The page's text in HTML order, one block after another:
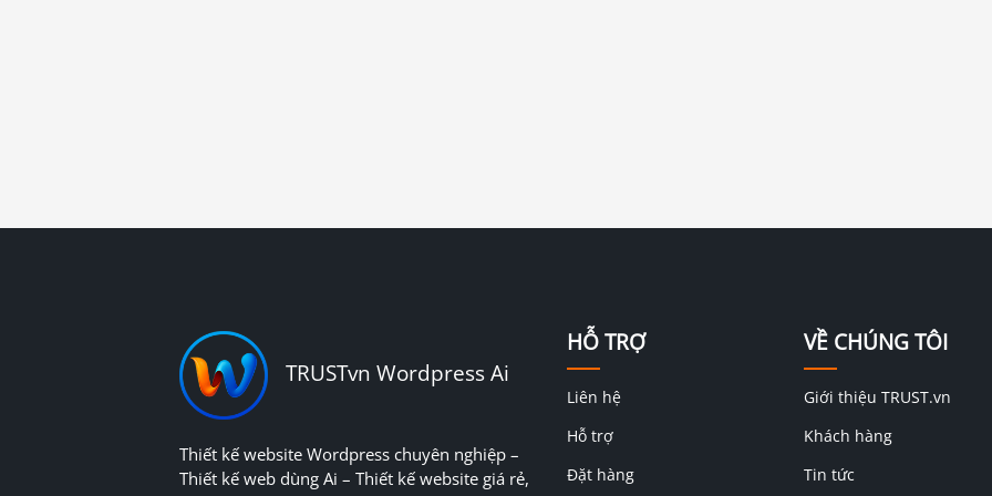
TRUSTvn Wordpress Ai
Thiết kế website Wordpress chuyên nghiệp –
Thiết kế web dùng Ai – Thiết kế website giá rẻ,
HỖ TRỢ
Liên hệ
Hỗ trợ
Đặt hàng
VỀ CHÚNG TÔI
Giới thiệu TRUST.vn
Khách hàng
Tin tức